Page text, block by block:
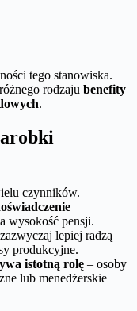
tego stanowiska.
rodzaju benefity
.
czynników.
wysokość pensji.
lepiej radzą
produkcyjne.
istotną rolę – osoby
lub menedżerskie